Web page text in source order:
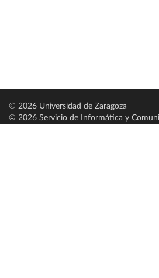
© 2026 Universidad de Zaragoza
© 2026 Servicio de Informática y